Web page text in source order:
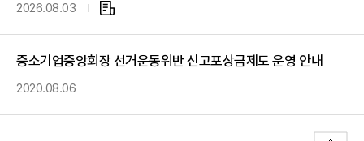
2026.08.03
첨
일
중소기업중앙회장 선거운동위반 신고포상금제도 운영 안내
2020.08.06